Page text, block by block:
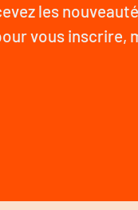
les
vous inscrire,